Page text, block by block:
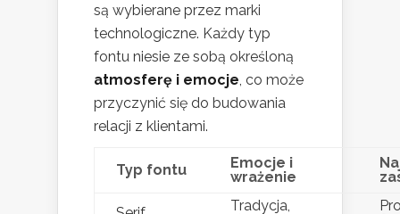
są wybierane przez marki
technologiczne. Każdy typ
fontu niesie ze sobą określoną
atmosferę i emocje , co może
przyczynić się do budowania
relacji z klientami.
Typ fontu
Emocje i
wrażenie
Tradycja,